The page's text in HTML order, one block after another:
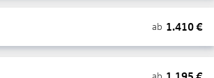
ab 1.410€
ab